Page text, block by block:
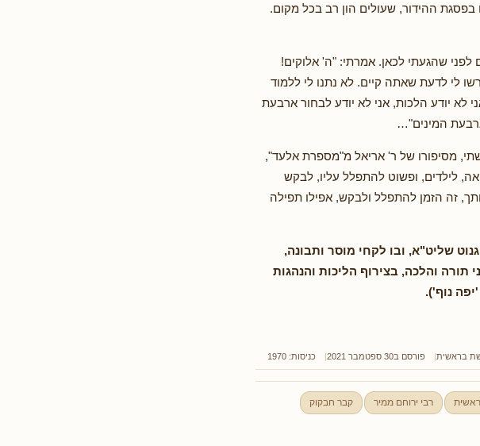
בפסגת ההידור, שעולים הון רב בכל מקום.
שהגעתי לכאן. אמרתי: "ה' אלוקים!
לי לדעת שאתה קיים. לא נתנו לי ללמוד
יודע הלכות, אני לא יודע לבחור ארבעת
המינים"…
מסיפורו של ר' אריאל מ"מספרת אלעד",
לילדים, ופשוט להתפלל עליו, לבקש
זה הזמן להתפלל ולבקש, אפילו תפילה
שליט"א, ובו לקחי מוסר ותבונה,
תורה והלכה, בצירוף הליכות והנהגות
נוף').
בראשית פורסם ב30 ספטמבר 2021 כניסות: 1970
רבי ירוחם ממיר קבר חבקוק